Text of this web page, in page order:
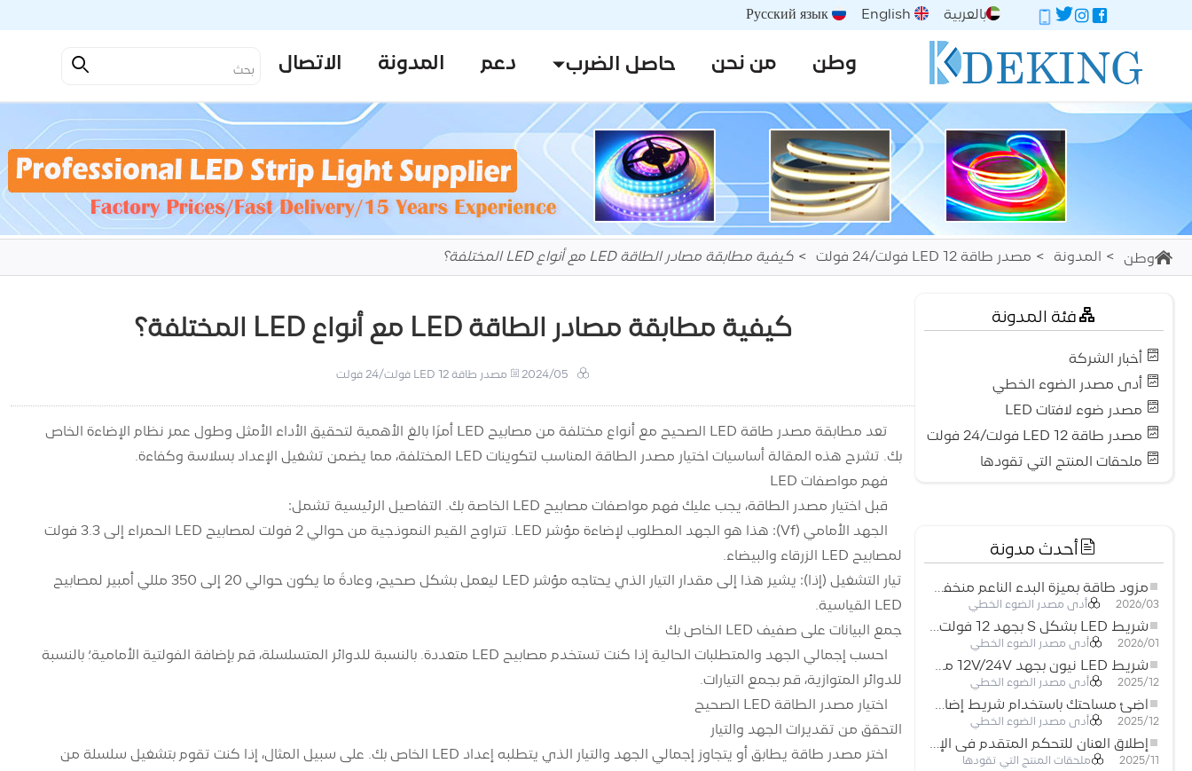
بالعربية English
Русский язык
وطن من نحن حاصل الضرب دعم المدونة الاتصال
وطن المدونة مصدر طاقة LED 12 فولت/24 فولت كيفية مطابقة مصادر الطاقة LED مع أنواع LED المختلفة؟
فئة المدونة
أخبار الشركة
أدى مصدر الضوء الخطي
مصدر ضوء لافتات LED
مصدر طاقة LED 12 فولت/24 فولت
ملحقات المنتج التي تقودها
أحدث مدونة
مزود طاقة بميزة البدء الناعم منخفض الجهد لأنظمة إضاءة LED
2026/03 أدى مصدر الضوء الخطي
شريط LED بشكل S بجهد 12 فولت: حل إضاءة مرن وفعال للتصميمات الحديثة
2026/01 أدى مصدر الضوء الخطي
شريط LED نيون بجهد 12V/24V مع إمكانية القص كل 3 مصابيح: حل إضاءة نيون عصري لكل المساحات
2025/12 أدى مصدر الضوء الخطي
أضِئ مساحتك باستخدام شريط إضاءة LED نيون مرن منخفض الجهد
2025/12 أدى مصدر الضوء الخطي
إطلاق العنان للتحكم المتقدم في الإضاءة: المزايا الرئيسية لجهاز التحكم RGBW 5–24 فولت
2025/11 ملحقات المنتج التي تقودها
كيفية مطابقة مصادر الطاقة LED مع أنواع LED المختلفة؟
2024/05 مصدر طاقة LED 12 فولت/24 فولت
تعد مطابقة مصدر طاقة LED الصحيح مع أنواع مختلفة من مصابيح LED أمرًا بالغ الأهمية لتحقيق الأداء الأمثل وطول عمر نظام الإضاءة الخاص
بك. تشرح هذه المقالة أساسيات اختيار مصدر الطاقة المناسب لتكوينات LED المختلفة، مما يضمن تشغيل الإعداد بسلاسة وكفاءة.
فهم مواصفات LED
قبل اختيار مصدر الطاقة، يجب عليك فهم مواصفات مصابيح LED الخاصة بك. التفاصيل الرئيسية تشمل:
الجهد الأمامي (Vf): هذا هو الجهد المطلوب لإضاءة مؤشر LED. تتراوح القيم النموذجية من حوالي 2 فولت لمصابيح LED الحمراء إلى 3.3 فولت
لمصابيح LED الزرقاء والبيضاء.
تيار التشغيل (إذا): يشير هذا إلى مقدار التيار الذي يحتاجه مؤشر LED ليعمل بشكل صحيح، وعادةً ما يكون حوالي 20 إلى 350 مللي أمبير لمصابيح
LED القياسية.
جمع البيانات على صفيف LED الخاص بك
احسب إجمالي الجهد والمتطلبات الحالية إذا كنت تستخدم مصابيح LED متعددة. بالنسبة للدوائر المتسلسلة، قم بإضافة الفولتية الأمامية؛ بالنسبة
للدوائر المتوازية، قم بجمع التيارات.
اختيار مصدر الطاقة LED الصحيح
التحقق من تقديرات الجهد والتيار
اختر مصدر طاقة يطابق أو يتجاوز إجمالي الجهد والتيار الذي يتطلبه إعداد LED الخاص بك. على سبيل المثال، إذا كنت تقوم بتشغيل سلسلة من